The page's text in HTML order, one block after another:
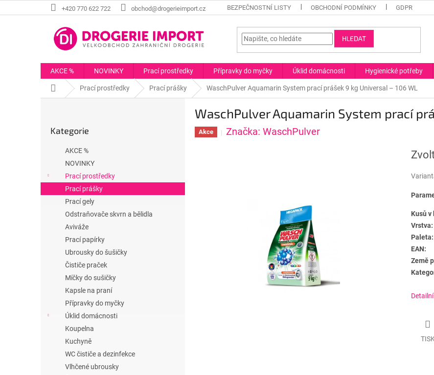
na
+420 770 622 722 obchod@drogerieimport.cz BEZPEČNOSTNÍ LISTY OBCHODNÍ PODMÍNKY GDPR
HLEDAT
AKCE % NOVINKY Prací prostředky Přípravky do myčky Úklid domácnosti Hygienické potřeby
Domů Prací prostředky Prací prášky WaschPulver Aquamarin System prací prášek 9 kg Universal – 106 WL
kategorie
Kategorie
AKCE %
NOVINKY
Prací prostředky
Prací prášky
Prací gely
Odstraňovače skvrn a bělidla
Aviváže
Prací papírky
Ubrousky do šušičky
Čističe praček
Míčky do sušičky
Kapsle na praní
Přípravky do myčky
Úklid domácnosti
Koupelna
Kuchyně
WC čističe a dezinfekce
Vlhčené ubrousky
WaschPulver Aquamarin System prací
Akce Značka: WaschPulver
Kusů v
Vrstva:
Paleta:
EAN:
Země
TISK